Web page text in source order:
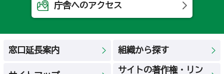
庁舎へのアクセス
窓口延長案内 組織から探す
サイトの著作権・リン